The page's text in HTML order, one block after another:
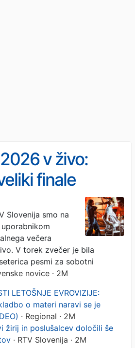
v živo:
finale
(VIDEO)
Slovenija smo na
večera
V torek zvečer je bila
pesmi za sobotni
novice · 2M
LETOŠNJE EVROVIZIJE:
o materi naravi se je
· Regional · 2M
žirij in poslušalcev določili še
· RTV Slovenija · 2M